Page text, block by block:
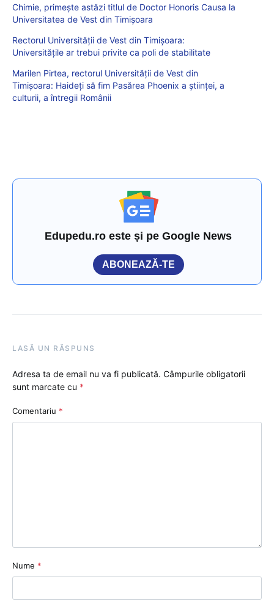
Chimie, primește astăzi titlul de Doctor Honoris Causa la
Universitatea de Vest din Timișoara
Rectorul Universității de Vest din Timișoara:
Universitățile ar trebui privite ca poli de stabilitate
Marilen Pirtea, rectorul Universității de Vest din
Timișoara: Haideți să fim Pasărea Phoenix a științei, a
culturii, a întregii Românii
Edupedu.ro este și pe Google News
ABONEAZĂ-TE
LASĂ UN RĂSPUNS
Adresa ta de email nu va fi publicată. Câmpurile obligatorii
sunt marcate cu *
Comentariu *
Nume *